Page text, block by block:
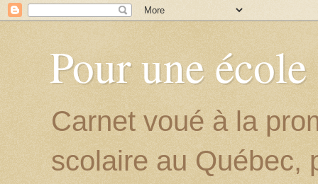
Pour une
Carnet voué à la
scolaire au Québec,